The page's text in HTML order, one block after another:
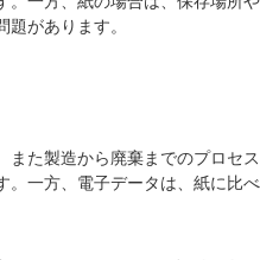
があります。
また製造から廃棄までのプロセ
。一方、電子データは、紙に比